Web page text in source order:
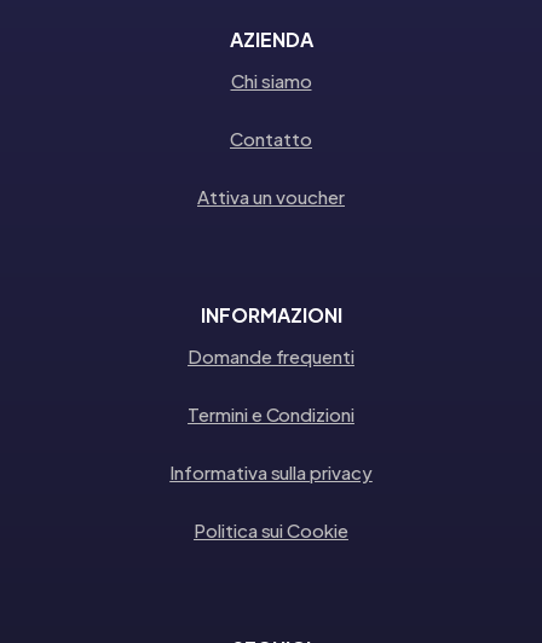
AZIENDA
Chi siamo
Contatto
Attiva un voucher
INFORMAZIONI
Domande frequenti
Termini e Condizioni
Informativa sulla privacy
Politica sui Cookie